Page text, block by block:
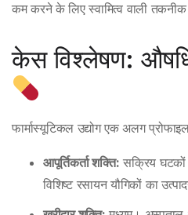
कम करने के लिए स्वामित्व वाली
केस विश्लेषण:
फार्मास्यूटिकल उद्योग एक अलग
आपूर्तिकर्ता शक्ति: सक्रिय घटकों
विशिष्ट रसायन यौगिकों का